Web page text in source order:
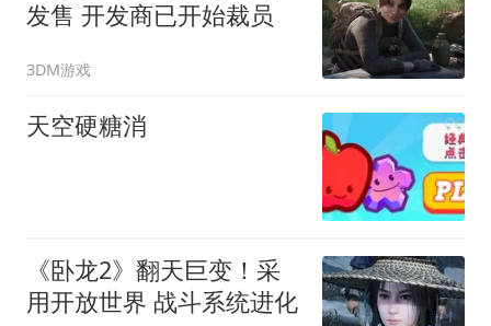
发售 开发商已开始裁员
3DM游戏
天空硬糖消
《卧龙2》翻天巨变！采
用开放世界 战斗系统进化